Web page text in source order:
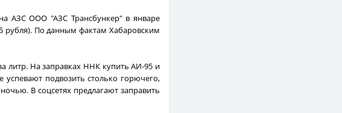
АЗС ООО "АЗС Трансбункер" в январе
рубля). По данным фактам Хабаровским
литр. На заправках ННК купить АИ-95 и
подвозить столько горючего,
В соцсетях предлагают заправить